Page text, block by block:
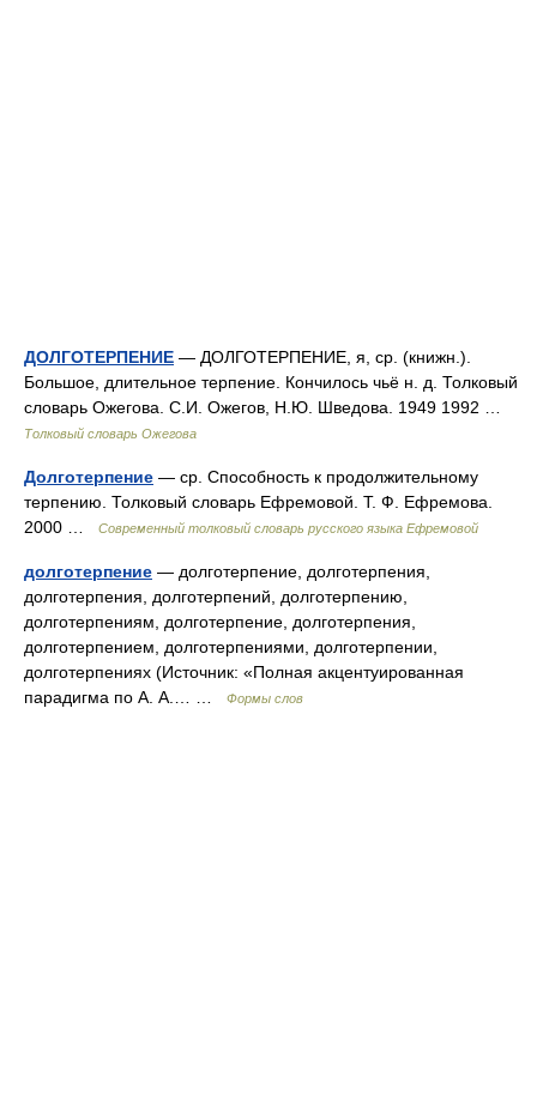
ДОЛГОТЕРПЕНИЕ — ДОЛГОТЕРПЕНИЕ, я, ср. (книжн.).
Большое, длительное терпение. Кончилось чьё н. д. Толковый
словарь Ожегова. С.И. Ожегов, Н.Ю. Шведова. 1949 1992 …
Толковый словарь Ожегова
Долготерпение — ср. Способность к продолжительному
терпению. Толковый словарь Ефремовой. Т. Ф. Ефремова.
2000 …
Современный толковый словарь русского языка Ефремовой
долготерпение — долготерпение, долготерпения,
долготерпения, долготерпений, долготерпению,
долготерпениям, долготерпение, долготерпения,
долготерпением, долготерпениями, долготерпении,
долготерпениях (Источник: «Полная акцентуированная
парадигма по А. А.… …
Формы слов